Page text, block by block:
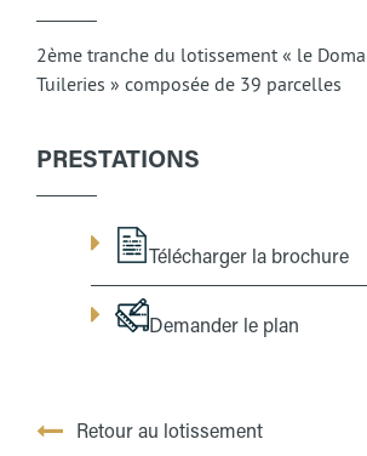
2ème tranche du lotissement « le
Tuileries » composée de 39 parcelles
PRESTATIONS
Télécharger la brochure
Demander le plan
Retour au lotissement